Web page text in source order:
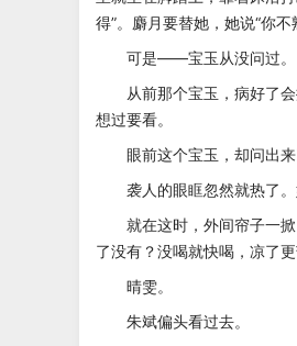
得”。麝月要替她，她说“你
可是——宝玉从没问过。
从前那个宝玉，病好了会
想过要看。
眼前这个宝玉，却问出来
袭人的眼眶忽然就热了。
就在这时，外间帘子一掀
了没有？没喝就快喝，凉了
晴雯。
朱斌偏头看过去。